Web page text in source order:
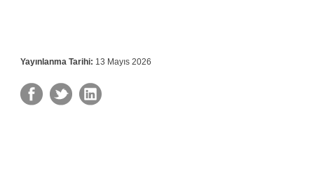
Yayınlanma Tarihi: 13 Mayıs 2026